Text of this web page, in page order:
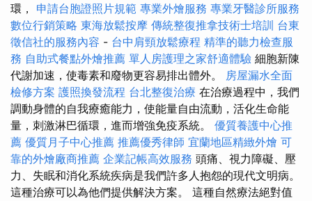
環， 申請台胞證照片規範 專業外燴服務 專業牙醫診所服務
數位行銷策略 東海放鬆按摩 傳統整復推拿技術士培訓 台東
徵信社的服務內容 - 台中肩頸放鬆療程 精準的聽力檢查服
務 自助式餐點外燴推薦 單人房護理之家舒適體驗 細胞新陳
代謝加速，使毒素和廢物更容易排出體外。 房屋漏水全面
檢修方案 護照換發流程 台北整復治療 在治療過程中，我們
調動身體的自我療癒能力，使能量自由流動，活化生命能
量，刺激淋巴循環，進而增強免疫系統。 優質養護中心推
薦 優質月子中心推薦 推薦優秀律師 宜蘭地區精緻外燴 可
靠的外燴廠商推薦 企業記帳高效服務 頭痛、視力障礙、壓
力、失眠和消化系統疾病是我們許多人抱怨的現代文明病。
這種治療可以為他們提供解決方案。 這種自然療法絕對值